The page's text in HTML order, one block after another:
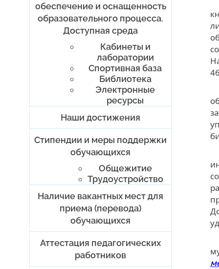
обеспечение и оснащенность
образовательного процесса.
Доступная среда
Кабинеты и
лаборатории
Спортивная база
Библиотека
Электронные
ресурсы
Наши достижения
Стипендии и меры поддержки
обучающихся
Общежитие
Трудоустройство
Наличие вакантных мест для
приема (перевода)
обучающихся
Аттестация педагогических
работников